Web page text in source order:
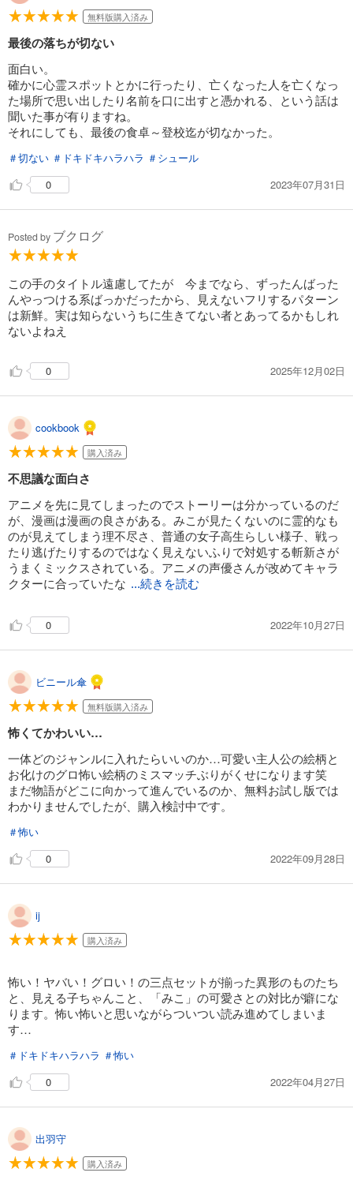
無料版購入済み
最後の落ちが切ない
面白い。
確かに心霊スポットとかに行ったり、亡くなった人を亡くなっ
た場所で思い出したり名前を口に出すと憑かれる、という話は
聞いた事が有りますね。
それにしても、最後の食卓～登校迄が切なかった。
＃切ない ＃ドキドキハラハラ ＃シュール
0
2023年07月31日
Posted by ブクログ
この手のタイトル遠慮してたが 今までなら、ずったんばった
んやっつける系ばっかだったから、見えないフリするパターン
は新鮮。実は知らないうちに生きてない者とあってるかもしれ
ないよねえ
0 2025年12月02日
cookbook
購入済み
不思議な面白さ
アニメを先に見てしまったのでストーリーは分かっているのだ
が、漫画は漫画の良さがある。みこが見たくないのに霊的なも
のが見えてしまう理不尽さ、普通の女子高生らしい様子、戦っ
たり逃げたりするのではなく見えないふりで対処する斬新さが
うまくミックスされている。アニメの声優さんが改めてキャラ
クターに合っていたな ...続きを読む
0 2022年10月27日
ビニール傘
無料版購入済み
怖くてかわいい…
一体どのジャンルに入れたらいいのか…可愛い主人公の絵柄と
お化けのグロ怖い絵柄のミスマッチぶりがくせになります笑
まだ物語がどこに向かって進んでいるのか、無料お試し版では
わかりませんでしたが、購入検討中です。
＃怖い
0
2022年09月28日
ij
購入済み
怖い！ヤバい！グロい！の三点セットが揃った異形のものたち
と、見える子ちゃんこと、「みこ」の可愛さとの対比が癖にな
ります。怖い怖いと思いながらついつい読み進めてしまいま
す…
＃ドキドキハラハラ ＃怖い
0
2022年04月27日
出羽守
購入済み